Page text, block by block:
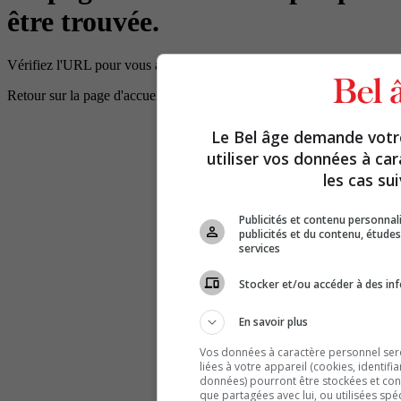
être trouvée.
Vérifiez l'URL pour vous assurer que le chemin d'accès est correct.
Retour sur la page d'accueil
Le Bel âge demande
utiliser vos données à
les cas
Publicités et contenu
publicités et du contenu,
services
Stocker et/ou accéder à des
En savoir plus
Vos données à caractère personnel
liées à votre appareil (cookies,
données) pourront être stockées et
que partagées avec lui, ou utilisées